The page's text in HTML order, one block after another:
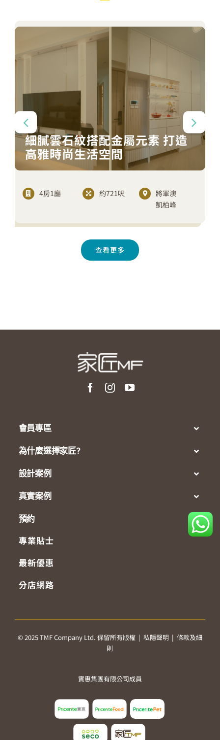
細膩雲石紋搭配金屬元素 打造
高雅時尚生活空間
4房1廳 約721呎
將軍澳
凱柏峰
查看更多
會員專區
為什麼選擇家匠?
設計案例
真實案例
預約
專業貼士
最新優惠
分店網路
© 2025 TMF Company Ltd. 保留所有版權 |私隱聲明 |條款及細
則
實惠集團有限公司成員